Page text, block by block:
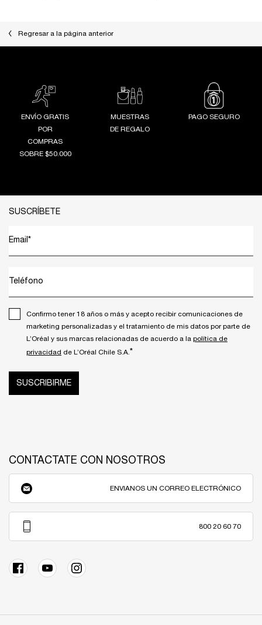
Regresar a la página anterior
ENVÍO GRATIS
POR
COMPRAS
SOBRE $50.000
MUESTRAS
DE REGALO
PAGO SEGURO
SUSCRÍBETE
Email *
Teléfono
Confirmo tener 18 años o más y acepto recibir comunicaciones de
marketing personalizadas y el tratamiento de mis datos por parte de
L’Oréal y sus marcas relacionadas de acuerdo a la política de
privacidad de L’Oréal Chile S.A. *
SUSCRIBIRME
CONTACTATE CON NOSOTROS
ENVIANOS UN CORREO ELECTRÓNICO
800 20 60 70